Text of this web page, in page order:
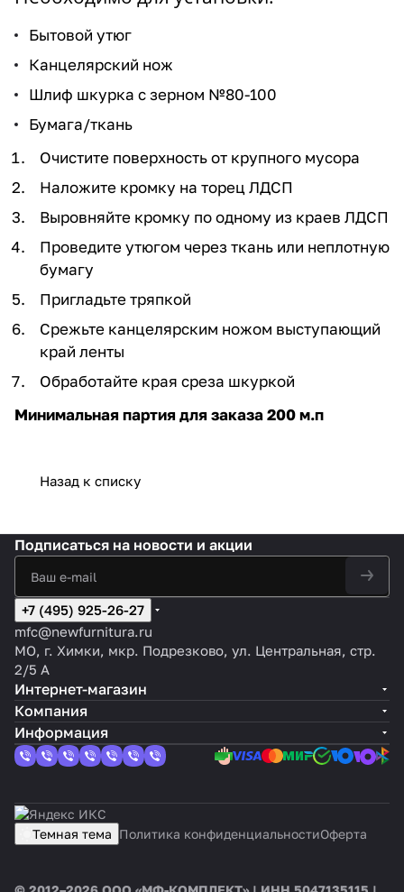
Бытовой утюг
Канцелярский нож
Шлиф шкурка с зерном №80-100
Бумага/ткань
Очистите поверхность от крупного мусора
Наложите кромку на торец ЛДСП
Выровняйте кромку по одному из краев ЛДСП
Проведите утюгом через ткань или неплотную
бумагу
Пригладьте тряпкой
Срежьте канцелярским ножом выступающий
край ленты
Обработайте края среза шкуркой
Минимальная партия для заказа 200 м.п
Назад к списку
Подписаться на новости и акции
+7 (495) 925-26-27
mfc@newfurnitura.ru
МО, г. Химки, мкр. Подрезково, ул. Центральная, стр.
2/5 А
Интернет-магазин
Компания
Информация
Темная тема Политика конфиденциальностиОферта